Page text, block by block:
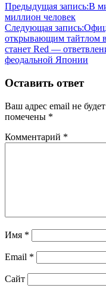
Предыдущая запись:В
миллион человек
Следующая запись:
открывающим тайтлом в
станет Red —
феодальной Японии
Оставить ответ
Ваш адрес email не
помечены *
Комментарий *
Имя *
Email *
Сайт